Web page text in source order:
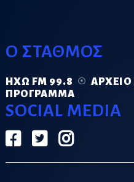
Ο ΣΤΑΘΜΟΣ
ΗΧΏ FM 99.8
ΑΡΧΕΊΟ
ΠΡΌΓΡΑΜΜΑ
SOCIAL MEDIA